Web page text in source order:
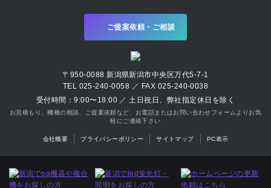
ご提案依頼・ご相談
〒950-0088 新潟県新潟市中央区万代5-7-1
TEL 025-240-0058 ／ FAX 025-240-0038
受付時間：9:00〜18:00 ／ 土日祝日、弊社指定休日を除く
お見積もり、機種の相談、ご提案依頼など、お電話またはお問い合わせフォームよりお気
軽にご連絡下さい
会社概要 プライバシーポリシー サイトマップ PC表示